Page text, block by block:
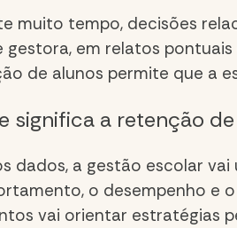
muito tempo, decisões
gestora, em relatos
de alunos permite que a
significa a retenção
dados, a gestão escolar
o desempenho e
vai orientar estratégias